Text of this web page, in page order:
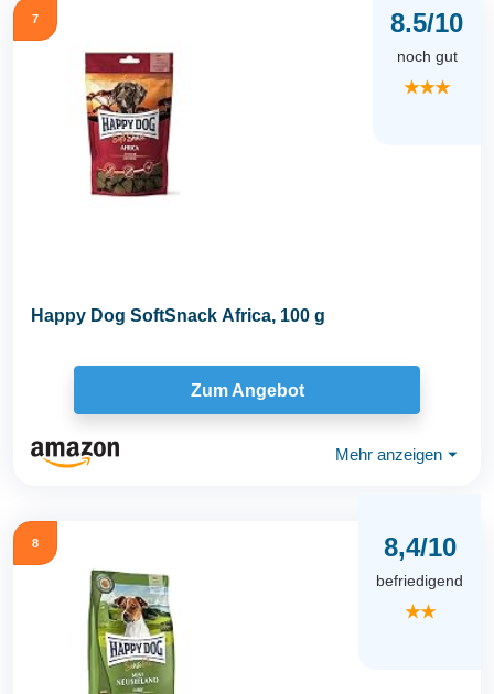
7 8.5/10
noch gut
★★★
Happy Dog SoftSnack Africa, 100 g
Zum Angebot
Mehr anzeigen ⏷
8 8,4/10
befriedigend
★★